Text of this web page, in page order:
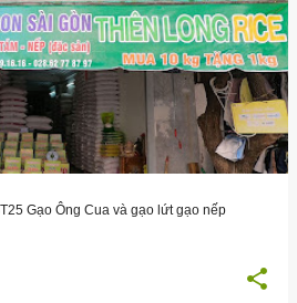
Gạo Ông Cua và gạo lứt gạo nếp